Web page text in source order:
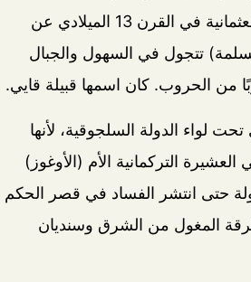
والممهدة لقيام الدولة العثمانية في القرن 13 الميلادي عن
تتجول في السهول والجبال
من الحروب. كان اسمها قبيلة قايي.
لواء الدولة السلجوقية، لأنها
التركمانية الأم (الأوغوز)
حتى انتشر الفساد في قصر الحكم
المغول من الشرق وسنديان